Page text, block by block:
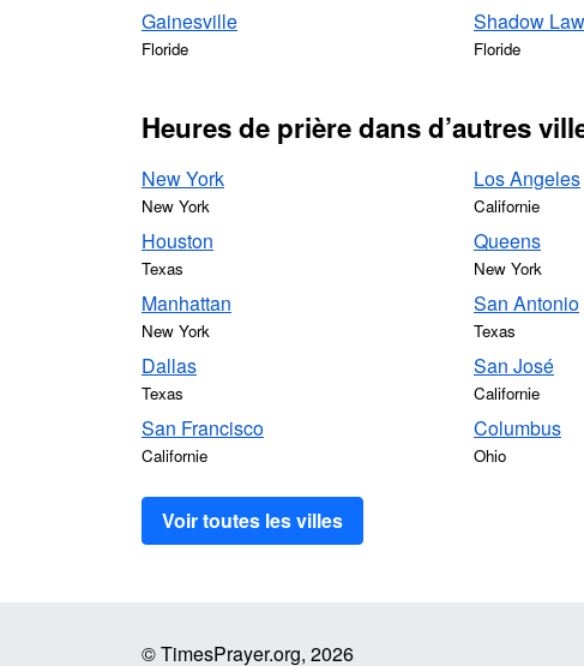
Gainesville
Floride
Shadow
Floride
Heures de prière dans d’autres
New York
New York
Los Angeles
Californie
Houston
Texas
Queens
New York
Manhattan
New York
San Antonio
Texas
Dallas
Texas
San José
Californie
San Francisco
Californie
Columbus
Ohio
Voir toutes les villes
© TimesPrayer.org, 2026